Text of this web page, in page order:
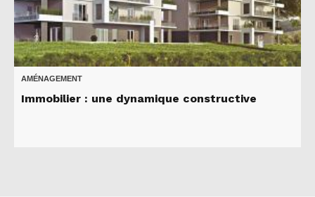
AMÉNAGEMENT
Immobilier : une dynamique constructive